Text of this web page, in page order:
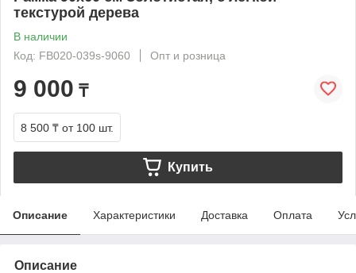
текстурой дерева
В наличии
Код: FB020-039s-9060
Опт и розница
9 000 ₸
8 500 ₸ от 100 шт.
Купить
Описание Характеристики Доставка Оплата
Описание